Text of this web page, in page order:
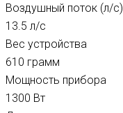
Воздушный поток (л/с)
13.5 л/с
Вес устройства
610 грамм
Мощность прибора
1300 Вт